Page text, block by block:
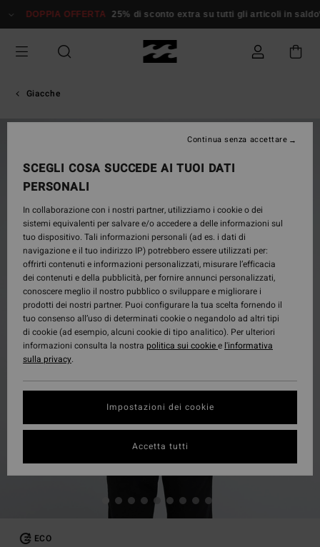
alle
prodotto
DOPPIA OFFERTA 25% di sconto extra su tutti gli articoli in saldo*
Giacche
ECO
SCEGLI COSA SUCCEDE AI TUOI DATI
PERSONALI
In collaborazione con i nostri partner, utilizziamo i cookie o dei
sistemi equivalenti per salvare e/o accedere a delle informazioni sul
tuo dispositivo. Tali informazioni personali (ad es. i dati di
navigazione e il tuo indirizzo IP) potrebbero essere utilizzati per:
offrirti contenuti e informazioni personalizzati, misurare l’efficacia
dei contenuti e della pubblicità, per fornire annunci personalizzati,
conoscere meglio il nostro pubblico o sviluppare e migliorare i
prodotti dei nostri partner. Puoi configurare la tua scelta fornendo il
tuo consenso all’uso di determinati cookie o negandolo ad altri tipi
di cookie (ad esempio, alcuni cookie di tipo analitico). Per ulteriori
informazioni consulta la nostra politica sui cookiee l'informativa
sulla privacy.
Impostazioni dei cookie
Continua senza accettare
Accetta tutti